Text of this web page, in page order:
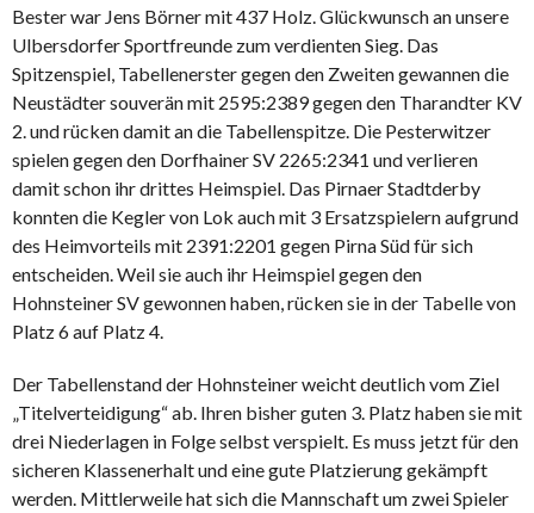
Bester war Jens Börner mit 437 Holz. Glückwunsch an unsere
Ulbersdorfer Sportfreunde zum verdienten Sieg. Das
Spitzenspiel, Tabellenerster gegen den Zweiten gewannen die
Neustädter souverän mit 2595:2389 gegen den Tharandter KV
2. und rücken damit an die Tabellenspitze. Die Pesterwitzer
spielen gegen den Dorfhainer SV 2265:2341 und verlieren
damit schon ihr drittes Heimspiel. Das Pirnaer Stadtderby
konnten die Kegler von Lok auch mit 3 Ersatzspielern aufgrund
des Heimvorteils mit 2391:2201 gegen Pirna Süd für sich
entscheiden. Weil sie auch ihr Heimspiel gegen den
Hohnsteiner SV gewonnen haben, rücken sie in der Tabelle von
Platz 6 auf Platz 4.
Der Tabellenstand der Hohnsteiner weicht deutlich vom Ziel
„Titelverteidigung“ ab. Ihren bisher guten 3. Platz haben sie mit
drei Niederlagen in Folge selbst verspielt. Es muss jetzt für den
sicheren Klassenerhalt und eine gute Platzierung gekämpft
werden. Mittlerweile hat sich die Mannschaft um zwei Spieler